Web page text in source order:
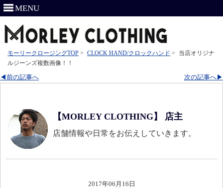
MENU
モーリークロージングTOP > CLOCK HAND/クロックハンド >
当店オリジナ
ルジーンズ複数画像！！
次の記事へ▶
◀前の記事へ
【MORLEY CLOTHING】 店主
店舗情報や日常をお伝えしていきます。
2017年06月16日